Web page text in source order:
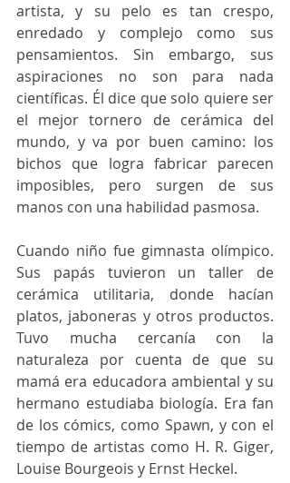
artista, y su pelo es tan crespo,
enredado y complejo como sus
pensamientos. Sin embargo, sus
aspiraciones no son para nada
científicas. Él dice que solo quiere ser
el mejor tornero de cerámica del
mundo, y va por buen camino: los
bichos que logra fabricar parecen
imposibles, pero surgen de sus
manos con una habilidad pasmosa.
Cuando niño fue gimnasta olímpico.
Sus papás tuvieron un taller de
cerámica utilitaria, donde hacían
platos, jaboneras y otros productos.
Tuvo mucha cercanía con la
naturaleza por cuenta de que su
mamá era educadora ambiental y su
hermano estudiaba biología. Era fan
de los cómics, como Spawn, y con el
tiempo de artistas como H. R. Giger,
Louise Bourgeois y Ernst Heckel.